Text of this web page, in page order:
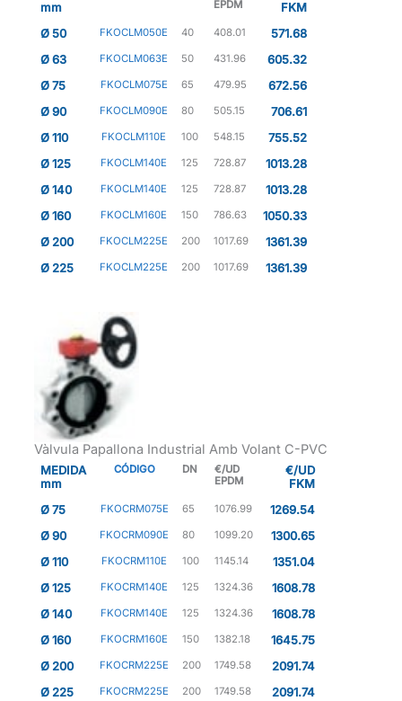
mm
EPDM
FKM
Ø 50
FKOCLM050E 40 408.01
571.68
Ø 63
FKOCLM063E 50 431.96
605.32
Ø 75
FKOCLM075E 65 479.95
672.56
Ø 90
FKOCLM090E 80 505.15
706.61
Ø 110
FKOCLM110E 100 548.15
755.52
Ø 125
FKOCLM140E 125 728.87
1013.28
Ø 140
FKOCLM140E 125 728.87
1013.28
Ø 160
FKOCLM160E 150 786.63
1050.33
Ø 200
FKOCLM225E 200 1017.69
1361.39
Ø 225
FKOCLM225E 200 1017.69 1361.39
Vàlvula Papallona Industrial Amb Volant C-PVC
MEDIDA
mm
CÓDIGO DN
€/UD
EPDM
€/UD
FKM
Ø 75
FKOCRM075E 65 1076.99
1269.54
Ø 90
FKOCRM090E 80 1099.20
1300.65
Ø 110
FKOCRM110E 100 1145.14
1351.04
Ø 125
FKOCRM140E 125 1324.36
1608.78
Ø 140
FKOCRM140E 125 1324.36
1608.78
Ø 160
FKOCRM160E 150 1382.18
1645.75
Ø 200
FKOCRM225E 200 1749.58
2091.74
Ø 225
FKOCRM225E 200 1749.58
2091.74